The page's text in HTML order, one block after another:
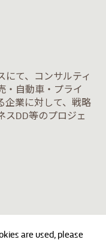
にて、コンサルティ
・自動車・プライ
企業に対して、戦略
スDD等のプロジェ
are used, please